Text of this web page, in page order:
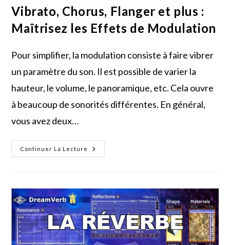
Vibrato, Chorus, Flanger et plus :
Maîtrisez les Effets de Modulation
Pour simplifier, la modulation consiste à faire vibrer
un paramètre du son. Il est possible de varier la
hauteur, le volume, le panoramique, etc. Cela ouvre
à beaucoup de sonorités différentes. En général,
vous avez deux…
Continuer La Lecture
Vibrato,
Chorus,
Maîtrisez
Les
Effets
De
Modulation